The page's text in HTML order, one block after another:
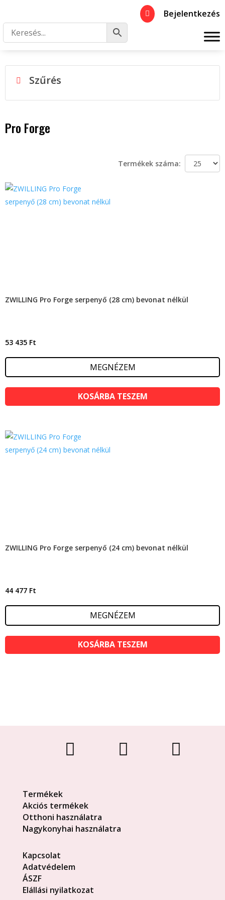
 Bejelentkezés
Szűrés
Pro Forge
Termékek száma:
ZWILLING Pro Forge serpenyő (28 cm) bevonat nélkül
53 435 Ft
MEGNÉZEM
KOSÁRBA TESZEM
ZWILLING Pro Forge serpenyő (24 cm) bevonat nélkül
44 477 Ft
MEGNÉZEM
KOSÁRBA TESZEM
  
Termékek
Akciós termékek
Otthoni használatra
Nagykonyhai használatra
Kapcsolat
Adatvédelem
ÁSZF
Elállási nyilatkozat